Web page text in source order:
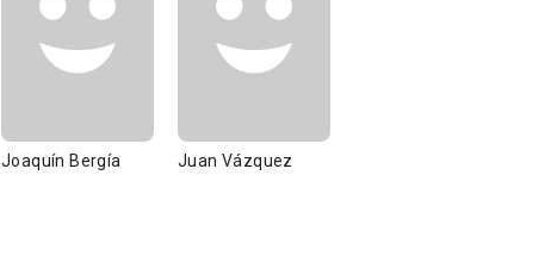
Joaquín Bergía Juan Vázquez